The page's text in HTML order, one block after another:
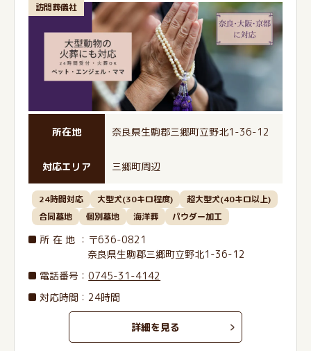
訪問葬儀社
所在地 奈良県生駒郡三郷町立野北1-36-12
対応エリア 三郷町周辺
24時間対応 大型犬(30キロ程度)
超大型犬(40キロ以上)
合同墓地
個別墓地 海洋葬 パウダー加工
所在地 ：〒636-0821
奈良県生駒郡三郷町立野北1-36-12
電話番号 ：0745-31-4142
対応時間：24時間
詳細を見る